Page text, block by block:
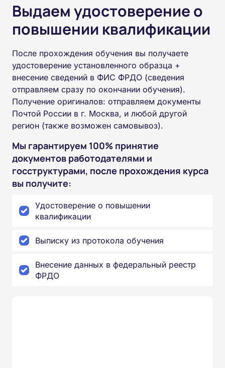
Выдаем удостоверение о
повышении квалификации
После прохождения обучения вы получаете
удостоверение установленного образца +
внесение сведений в ФИС ФРДО (сведения
отправляем сразу по окончании обучения).
Получение оригиналов: отправляем документы
Почтой России в г. Москва, и любой другой
регион (также возможен самовывоз).
Мы гарантируем 100% принятие
документов работодателями и
госструктурами, после прохождения курса
вы получите:
Удостоверение о повышении
квалификации
Выписку из протокола обучения
Внесение данных в федеральный реестр
ФРДО